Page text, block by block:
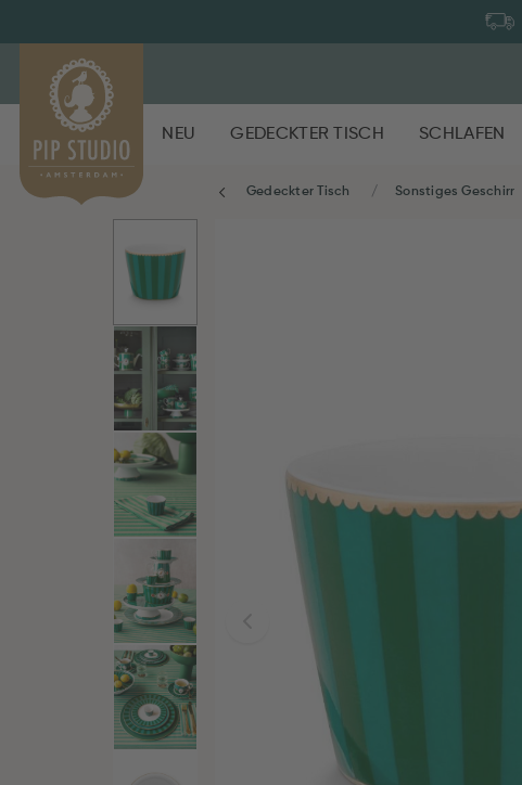
NEU GEDECKTER TISCH SCHLAFEN
Gedeckter Tisch Sonstiges Geschirr